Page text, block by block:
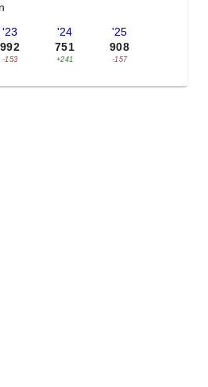
'23
992
-153
'24
751
+241
'25
908
-157